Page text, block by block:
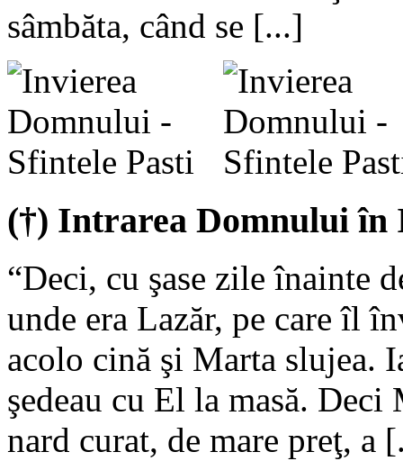
sâmbăta, când se [...]
(†) Intrarea Domnului în
“Deci, cu şase zile înainte
unde era Lazăr, pe care îl
acolo cină şi Marta slujea.
şedeau cu El la masă.
nard curat, de mare preţ, a